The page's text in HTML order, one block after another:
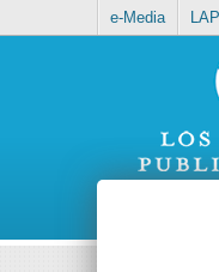
e-Media